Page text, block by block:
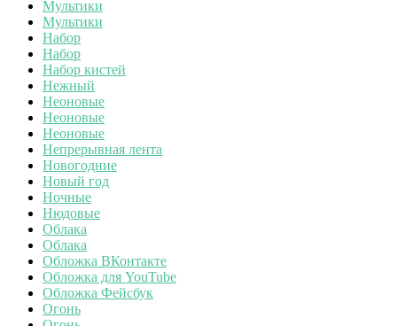
Мультики
Мультики
Набор
Набор
Набор кистей
Нежный
Неоновые
Неоновые
Неоновые
Непрерывная лента
Новогодние
Новый год
Ночные
Нюдовые
Облака
Облака
Обложка ВКонтакте
Обложка для YouTube
Обложка Фейсбук
Огонь